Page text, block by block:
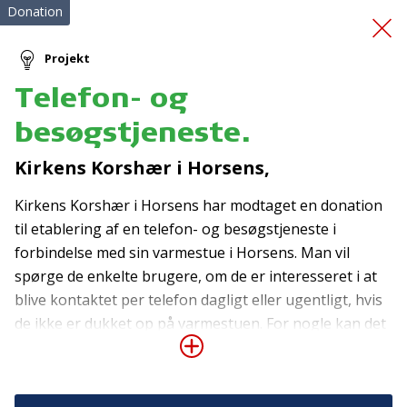
Førstehjælpskursus
Donation
Projekt
Telefon- og
besøgstjeneste.
Kirkens Korshær i Horsens,
Kirkens Korshær i Horsens har modtaget en donation
til etablering af en telefon- og besøgstjeneste i
forbindelse med sin varmestue i Horsens. Man vil
spørge de enkelte brugere, om de er interesseret i at
blive kontaktet per telefon dagligt eller ugentligt, hvis
de ikke er dukket op på varmestuen. For nogle kan det
være et tryghedsopkald og for andre kan det være en
forhold til bolig, læge eller afvænning. Formålet med
Tilmeld nyhedsbrev
De seneste nyheder om TrygFondens og TryghedsGruppens
aktiviteter direkte i din indbakke.